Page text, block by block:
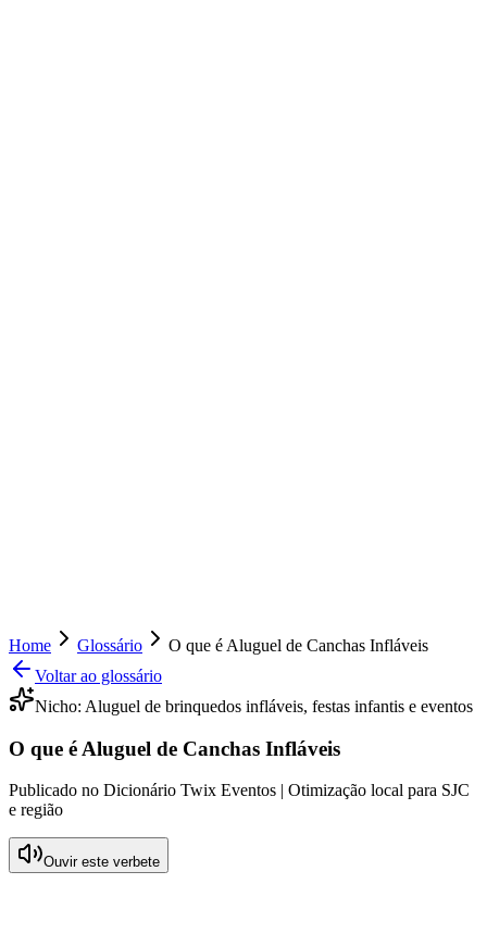
Home Glossário
O que é Aluguel de Canchas Infláveis
Voltar ao glossário
Nicho: Aluguel de brinquedos infláveis, festas infantis e eventos
O que é Aluguel de Canchas Infláveis
Publicado no Dicionário Twix Eventos | Otimização local para SJC
e região
Ouvir este verbete